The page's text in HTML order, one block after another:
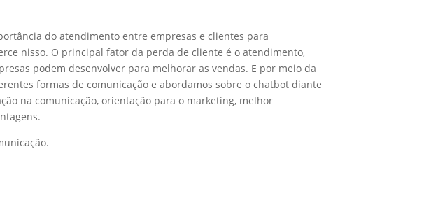
do atendimento entre empresas e clientes para
nisso. O principal fator da perda de cliente é o atendimento,
podem desenvolver para melhorar as vendas. E por meio da
formas de comunicação e abordamos sobre o chatbot diante
na comunicação, orientação para o marketing, melhor